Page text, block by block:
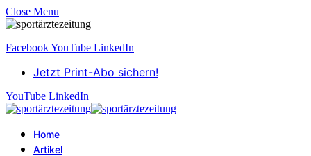
Close Menu
FacebookYouTube LinkedIn
Jetzt Print-Abo sichern!
YouTube LinkedIn
Home
Artikel